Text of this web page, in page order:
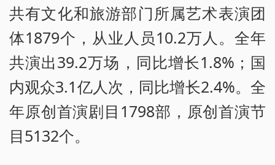
共有文化和旅游部门所属艺术表演团
体1879个，从业人员10.2万人。全年
共演出39.2万场，同比增长1.8%；国
内观众3.1亿人次，同比增长2.4%。全
年原创首演剧目1798部，原创首演节
目5132个。